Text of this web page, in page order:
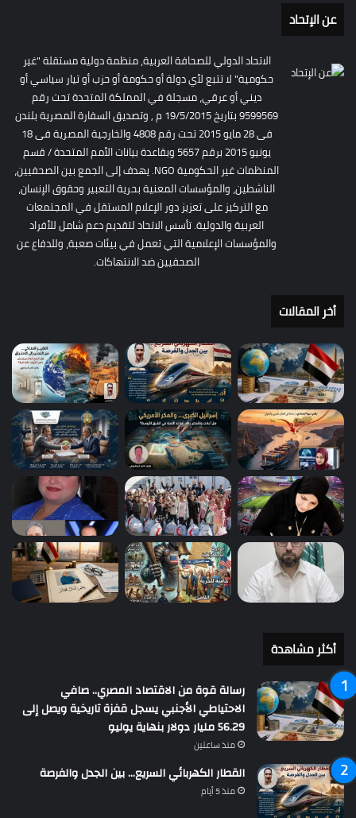
عن الإتحاد
الاتحاد الدولي للصحافة العربية، منظمة دولية مستقلة "غير
حكومية" لا تتبع لأي دولة أو حكومة أو حزب أو تيار سياسي أو
ديني أو عرقي، مسجلة في المملكة المتحدة تحت رقم
9599569 بتاريخ 19/5/2015 م , وتصديق السفارة المصرية بلندن
فى 28 مايو 2015 تحت رقم 4808 والخارجية المصرية فى 18
يونيو 2015 برقم 5657 وبقاعدة بيانات الأمم المتحدة / قسم
المنظمات غير الحكومية NGO. يهدف إلى الجمع بين الصحفيين،
الناشطين، والمؤسسات المعنية بحرية التعبير وحقوق الإنسان،
مع التركيز على تعزيز دور الإعلام المستقل في المجتمعات
العربية والدولية. تأسس الاتحاد لتقديم دعم شامل للأفراد
والمؤسسات الإعلامية التي تعمل في بيئات صعبة، وللدفاع عن
الصحفيين ضد الانتهاكات.
أخر المقالات
أكثر مشاهدة
رسالة قوة من الاقتصاد المصري.. صافي
الاحتياطي الأجنبي يسجل قفزة تاريخية ويصل إلى
56.29 مليار دولار بنهاية يوليو
منذ ساعتين
القطار الكهربائي السريع… بين الجدل والفرصة
منذ 5 أيام